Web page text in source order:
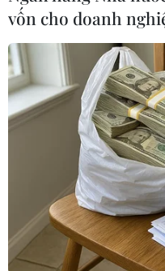
Một bảo tàng về chú
Downtown Disney, thành
Mỹ, nhân dịp sinh nhật lần
Bảo tàng có tên gọi
tháng 10/
vốn cho doanh